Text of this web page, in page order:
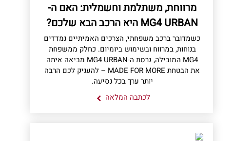
מרווחת, משתלמת וחשמלית: האם ה-
MG4 URBAN היא הרכב הבא שלכם?
כשמדובר ברכב משפחתי, הצרכים האמיתיים נמדדים
בנוחות, במרווח ובשימוש ביומיום. כחלק ממשפחת
MG4 המובילה, גרסת ה-MG4 URBAN מביאה איתה
את הבטחת MADE FOR MORE – להעניק לכם הרבה
יותר ערך בכל נסיעה.
לכתבה המלאה